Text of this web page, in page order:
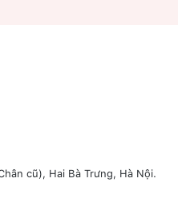
cũ), Hai Bà Trưng, Hà Nội.